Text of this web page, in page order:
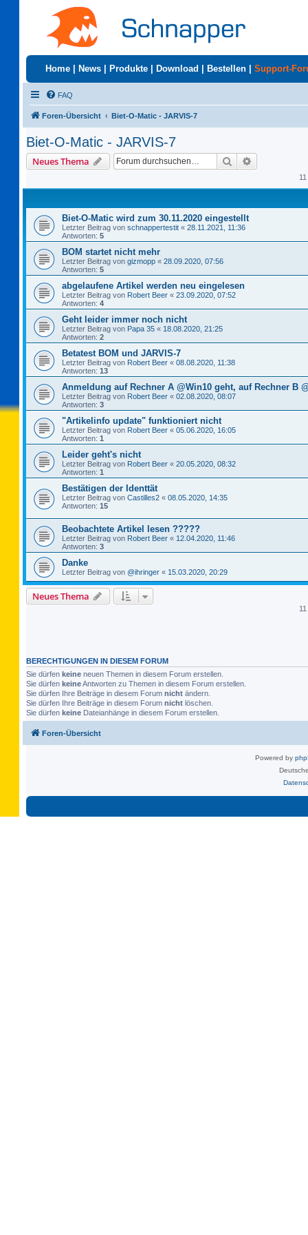
Home News Produkte Download Bestellen Support-
FAQ
Foren-Übersicht Biet-O-Matic - JARVIS-7
Biet-O-Matic - JARVIS-7
Neues Thema Suche
Biet-O-Matic wird zum 30.11.2020 eingestellt
Letzter Beitrag von schnappertestit « 28.11.2021, 11:36
Antworten: 5
BOM startet nicht mehr
Letzter Beitrag von gizmopp « 28.09.2020, 07:56
Antworten: 5
abgelaufene Artikel werden neu eingelesen
Letzter Beitrag von Robert Beer « 23.09.2020, 07:52
Antworten: 4
Geht leider immer noch nicht
Letzter Beitrag von Papa 35 « 18.08.2020, 21:25
Antworten: 2
Betatest BOM und JARVIS-7
Letzter Beitrag von Robert Beer « 08.08.2020, 11:38
Antworten: 13
Anmeldung auf Rechner A @Win10 geht, auf Rechner B
Letzter Beitrag von Robert Beer « 02.08.2020, 08:07
Antworten: 3
"Artikelinfo update" funktioniert nicht
Letzter Beitrag von Robert Beer « 05.06.2020, 16:05
Antworten: 1
Leider geht's nicht
Letzter Beitrag von Robert Beer « 20.05.2020, 08:32
Antworten: 1
Bestätigen der Identtät
Letzter Beitrag von Castilles2 « 08.05.2020, 14:35
Antworten: 15
Beobachtete Artikel lesen ?????
Letzter Beitrag von Robert Beer « 12.04.2020, 11:46
Antworten: 3
Danke
Letzter Beitrag von @ihringer « 15.03.2020, 20:29
Neues Thema
BERECHTIGUNGEN IN DIESEM FORUM
Sie dürfen keine neuen Themen in diesem Forum erstellen.
Sie dürfen keineAntworten zu Themen in diesem Forum erstellen.
Sie dürfen Ihre Beiträge in diesem Forum nicht ändern.
Sie dürfen Ihre Beiträge in diesem Forum nicht löschen.
Sie dürfen keine Dateianhänge in diesem Forum erstellen.
Foren-Übersicht
Powered by